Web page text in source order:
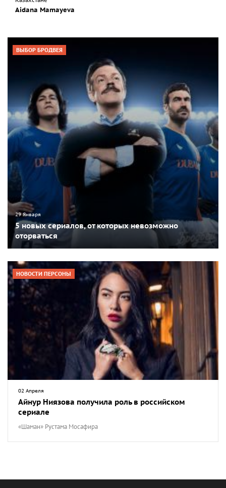
Aidana Mamayeva
ВЫБОР БРОДВЕЯ
29 Января
5 новых сериалов, от которых невозможно
оторваться
НОВОСТИ ПЕРСОНЫ
02 Апреля
Айнур Ниязова получила роль в российском
сериале
«Шаман» Рустама Мосафира